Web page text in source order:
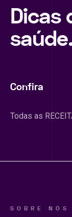
Dicas
Confira
Todas as
SOBRE NÓS